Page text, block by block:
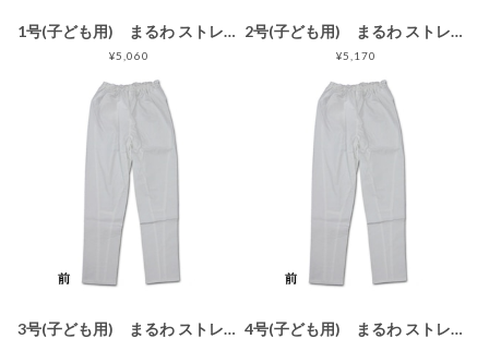
1号(子ども用) まるわ ストレッチゴム股引 スリムタイプ 白(子ども用)
¥5,060
2号(子ども用) まるわ ストレッチゴム股引 スリムタイプ 白 2号(子ども用)
¥5,170
3号(子ども用) まるわ ストレッチゴム股引 スリムタイプ 白 3号(子ども用) 4号(子ども用) まるわ ストレッチゴム股引 スリムタイプ 白 4号(子ども用)